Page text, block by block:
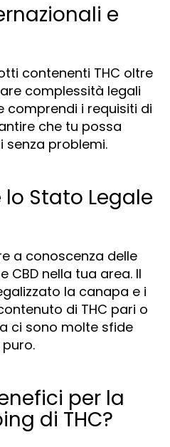
e
contenenti THC oltre
complessità legali
comprendi i requisiti di
che tu possa
senza problemi.
Stato Legale
a conoscenza delle
CBD nella tua area. Il
la canapa e i
di THC pari o
ci sono molte sfide
per la
di THC?